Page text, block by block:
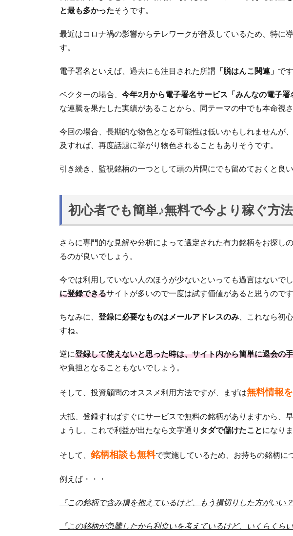
と最も多かったそうです。
最近はコロナ禍の影響からテレワークが普及しているため、特に
す。
電子署名といえば、過去にも注目された所謂 「脱はんこ関連」 で
ベクターの場合、 今年2月から電子署名サービス「みんなの電子署
な連騰を果たした実績があることから、同テーマの中でも本命視
今回の場合、長期的な物色となる可能性は低いかもしれませんが
及すれば、再度話題に挙がり物色されることもありそうです。
引き続き、監視銘柄の一つとして頭の片隅にでも留めておくと良い
初心者でも簡単♪無料で今より稼ぐ方
さらに専門的な見解や分析によって選定された有力銘柄をお探し
るのが良いでしょう。
今では利用していない人のほうが少ないといっても過言はないで
に登録できるサイトが多いので一度は試す価値があると思うのです
ちなみに、 登録に必要なものはメールアドレスのみ 、これなら初
すね。
逆に登録して使えないと思った時は、サイト内から簡単に退会の
や負担となることもないでしょう。
そして、投資顧問のオススメ利用方法ですが、まずは無料情報
大抵、登録すればすぐにサービスで無料の銘柄がありますから、
ょうし、これで利益が出たなら文字通り タダで儲けたことになり
そして、 銘柄相談も無料で実施しているため、お持ちの銘柄に
例えば・・・
『この銘柄で含み損を抱えているけど、もう損切りした方がいい？
『この銘柄が急騰したから利食いを考えているけど、いくらくら